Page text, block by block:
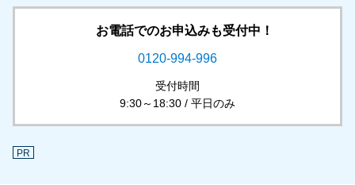
お電話でのお申込みも受付中！
0120-994-996
受付時間
9:30～18:30 / 平日のみ
PR